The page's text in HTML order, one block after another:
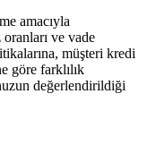
amacıyla
ve vade
müşteri kredi
göre farklılık
değerlendirildiği